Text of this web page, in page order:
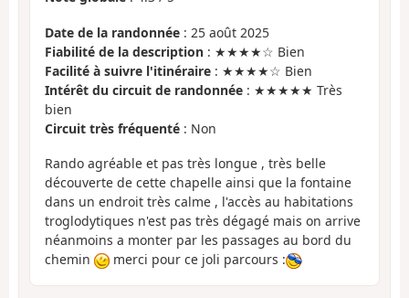
Date de la randonnée : 25 août 2025
Fiabilité de la description : ★★★★☆ Bien
Facilité à suivre l'itinéraire : ★★★★☆ Bien
Intérêt du circuit de randonnée : ★★★★★ Très
bien
Circuit très fréquenté : Non
Rando agréable et pas très longue , très belle
découverte de cette chapelle ainsi que la fontaine
dans un endroit très calme , l'accès au habitations
troglodytiques n'est pas très dégagé mais on arrive
néanmoins a monter par les passages au bord du
chemin
merci pour ce joli parcours :